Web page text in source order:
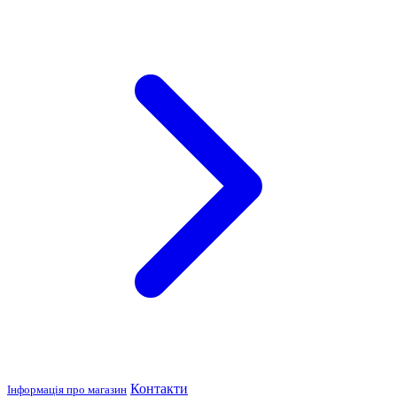
Інформація про магазин Контакти